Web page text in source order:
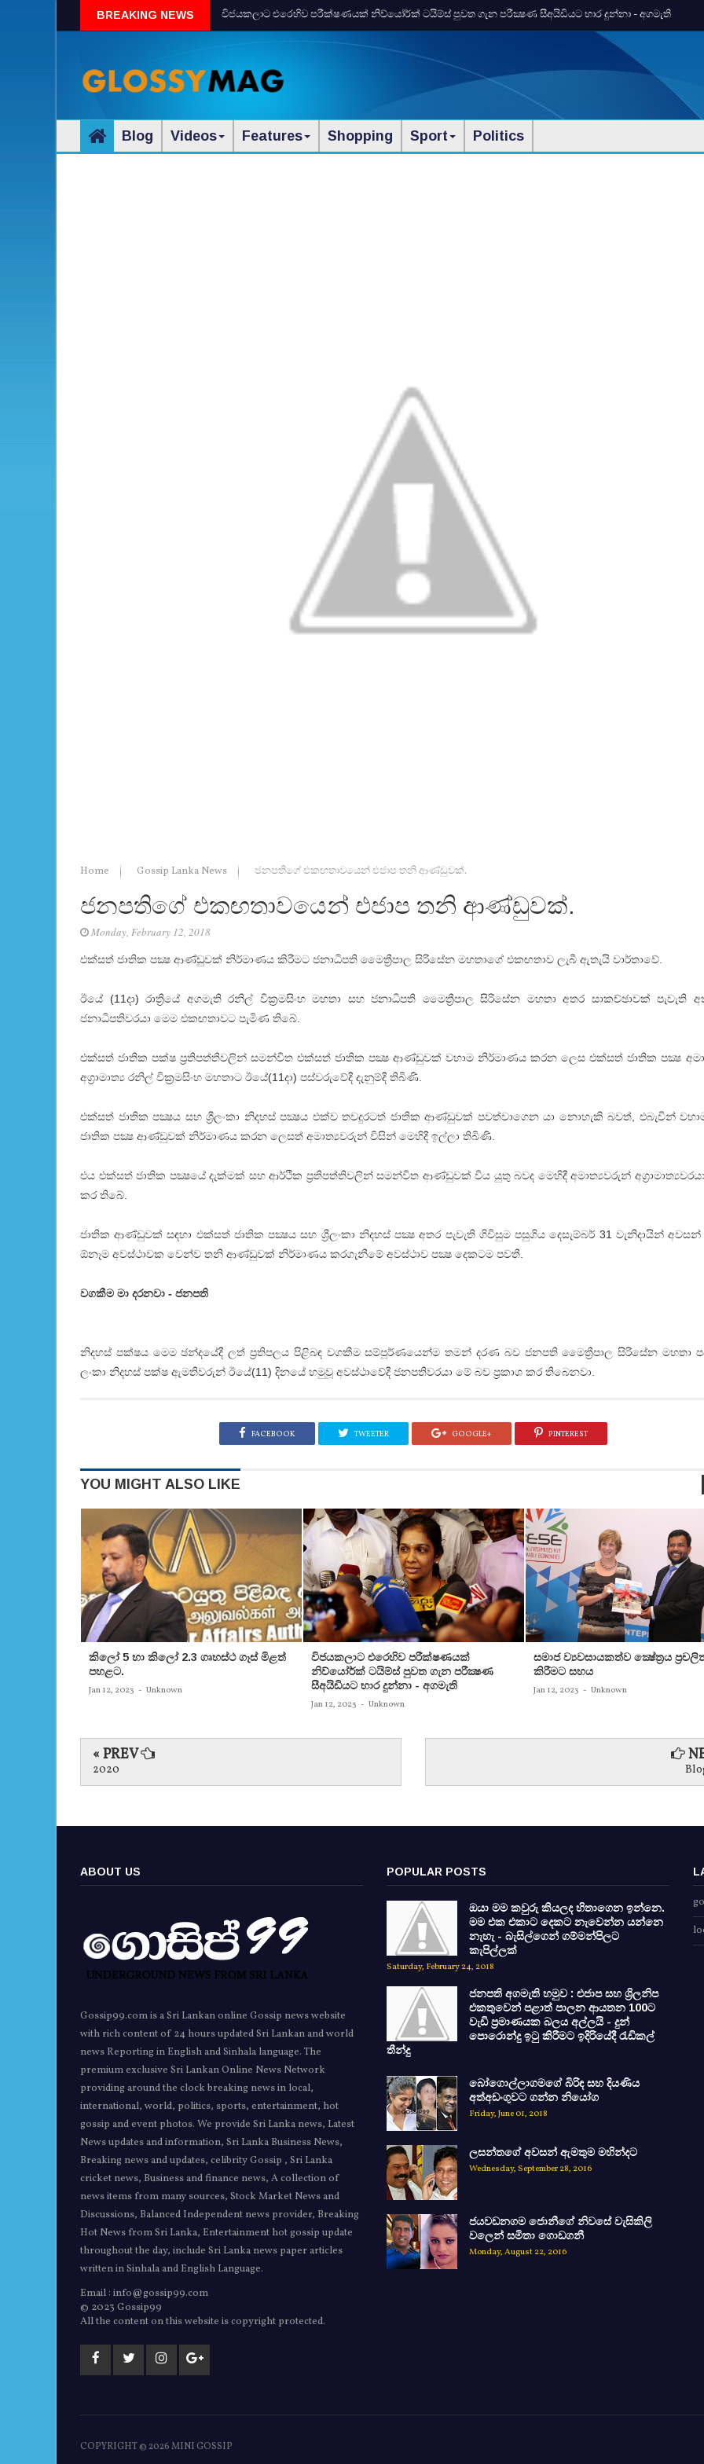
BREAKING NEWS විජයකලාට එරෙහිව පරීක්‌ෂණයක්‌ නිව්යෝර්ක්‌ ටයිම්ස්‌ පුවත ගැන පරීක්‍ෂණ සීඅයිඩියට භාර දුන්නා - අගමැති
Blog Videos Features Shopping Sport Politics
Home Gossip Lanka News ජනපතිගේ එකඟතාවයෙන් එජාප තනි ආණ්ඩුවක්.
ජනපතිගේ එකඟතාවයෙන් එජාප තනි ආණ්ඩුවක්.
Monday, February 12, 2018
එක්සත් ජාතික පක්‍ෂ ආණ්ඩුවක් නිර්මාණය කිරීමට ජනාධිපති මෛත්‍රීපාල සිරිසේන මහතාගේ එකඟතාව ලැබී ඇතැයි වාර්තාවේ.
ඊයේ (11දා) රාත්‍රියේ අගමැති රනිල් වික්‍රමසිංහ මහතා සහ ජනාධිපති මෛත්‍රීපාල සිරිසේන මහතා අතර සාකච්ඡාවක් පැවැති
ජනාධිපතිවරයා මෙම එකඟතාවට පැමිණ තිබේ.
එක්සත් ජාතික පක්ෂ ප්‍රතිපත්තිවලින් සමන්විත එක්සත් ජාතික පක්‍ෂ ආණ්ඩුවක් වහාම නිර්මාණය කරන ලෙස එක්සත් ජාතික පක්‍ෂ
අග්‍රාමාත්‍ය රනිල් වික්‍රමසිංහ මහතාට ඊයේ(11දා) පස්වරුවේදී දැනුම්දී තිබිණි.
එක්සත් ජාතික පක්‍ෂය සහ ශ්‍රීලංකා නිදහස් පක්‍ෂය එක්ව තවදුරටත් ජාතික ආණ්ඩුවක් පවත්වාගෙන යා නොහැකි බවත්, එබැවින්
ජාතික පක්‍ෂ ආණ්ඩුවක් නිර්මාණය කරන ලෙසත් අමාත්‍යවරුන් විසින් මෙහිදී ඉල්ලා තිබිණි.
එය එක්සත් ජාතික පක්‍ෂයේ දැක්මක් සහ ආර්ථික ප්‍රතිපත්තිවලින් සමන්විත ආණ්ඩුවක් විය යුතු බවද මෙහිදී අමාත්‍යවරුන්
කර තිබේ.
ජාතික ආණ්ඩුවක් සඳහා එක්සත් ජාතික පක්‍ෂය සහ ශ්‍රීලංකා නිදහස් පක්‍ෂ අතර පැවැති ගිවිසුම පසුගිය දෙසැම්බර් 31 වැනිදායින්
ඕනෑම අවස්ථාවක වෙන්ව තනි ආණ්ඩුවක් නිර්මාණය කරගැනීමේ අවස්ථාව පක්‍ෂ දෙකටම පවතී.
වගකීම මා දරනවා - ජනපති
නිදහස් පක්ෂය මෙම ඡන්දයේදී ලත් ප්‍රතිපලය පිළිබඳ වගකීම සම්පූර්ණයෙන්ම තමන් දරණ බව ජනපති මෛත්‍රීපාල සිරිසේන මහතා
ලංකා නිදහස් පක්ෂ ඇමතිවරුන් ඊයේ(11) දිනයේ හමුවූ අවස්ථාවේදී ජනපතිවරයා මේ බව ප්‍රකාශ කර තිබෙනවා.
FACEBOOK TWEETER GOOGLE+ PINTEREST
YOU MIGHT ALSO LIKE
කිලෝ 5 හා කිලෝ 2.3 ගෘහස්ථ ගෑස් මිළත්
පහළට.
Jan 12, 2023 - Unknown
විජයකලාට එරෙහිව පරීක්‌ෂණයක්‌
නිව්යෝර්ක්‌ ටයිම්ස්‌ පුවත ගැන පරීක්‍ෂණ
සීඅයිඩියට භාර දුන්නා - අගමැති
Jan 12, 2023 - Unknown
සමාජ ව්‍යවසායකත්ව ක්‍ෂේත්‍රය
කිරීමට සහය
Jan 12, 2023 - Unknown
« PREV
2020
ABOUT US
Gossip99.com is a Sri Lankan online Gossip news website
with rich content of 24 hours updated Sri Lankan and world
news Reporting in English and Sinhala language. The
premium exclusive Sri Lankan Online News Network
providing around the clock breaking news in local,
international, world, politics, sports, entertainment, hot
gossip and event photos. We provide Sri Lanka news, Latest
News updates and information, Sri Lanka Business News,
Breaking news and updates, celibrity Gossip , Sri Lanka
cricket news, Business and finance news, A collection of
news items from many sources, Stock Market News and
Discussions, Balanced Independent news provider, Breaking
Hot News from Sri Lanka, Entertainment hot gossip update
throughout the day, include Sri Lanka news paper articles
written in Sinhala and English Language.
Email : info@gossip99.com
© 2023 Gossip99
All the content on this website is copyright protected.
POPULAR POSTS
ඔයා මම කවුරු කියලද හිතාගෙන ඉන්නෙ.
මම එක එකාට දෙකට නැවෙන්න යන්නෙ
නැහැ - බැසිල්ගෙන් ගම්මන්පිලට
කැපිල්ලක්
Saturday, February 24, 2018
ජනපති අගමැති හමුව : එජාප සහ ශ්‍රිලනිප
එකතුවෙන් පළාත් පාලන ආයතන 100ට
වැඩි ප්‍රමාණයක බලය අල්ලයි - දුන්
පොරොන්දු ඉටු කිරීමට ඉදිරියේදී රැඩිකල්
තීන්දු
බෝගොල්ලාගමගේ බිරිඳ සහ දියණිය
අත්අඩංගුවට ගන්න නියෝග
Friday, June 01, 2018
ලසන්තගේ අවසන් ඇමතුම මහින්දට
Wednesday, September 28, 2016
ජයවඩනගම ජොනීගේ නිවසේ වැසිකිලි
වලෙන් සමිතා ගොඩගනී
Monday, August 22, 2016
COPYRIGHT ©2026 MINI GOSSIP